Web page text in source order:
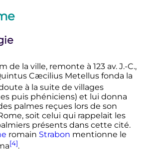
de la ville, remonte à 123 av. J.-C.,
Cæcilius Metellus fonda la
à la suite de villages
puis phéniciens) et lui donna
palmes reçues lors de son
soit celui qui rappelait les
présents dans cette cité.
romain Strabon mentionne le
[4].